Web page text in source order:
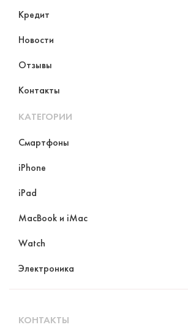
Кредит
Новости
Отзывы
Контакты
КАТЕГОРИИ
Смартфоны
iPhone
iPad
MacBook и iMac
Watch
Электроника
КОНТАКТЫ